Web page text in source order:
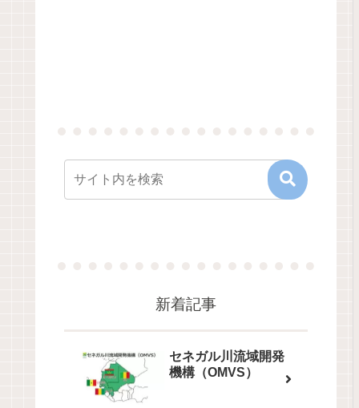
新着記事
セネガル川流域開発
機構（OMVS）